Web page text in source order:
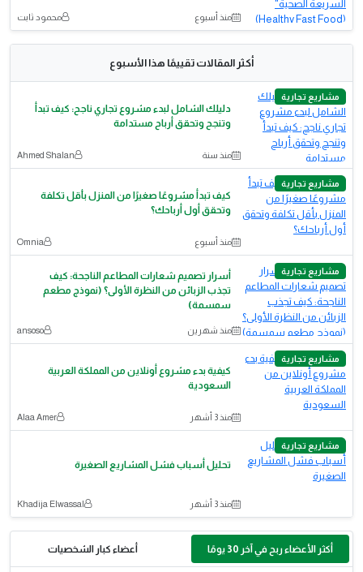
منذ أسبوع محمود ثابت
أكثر المقالات تقييمًا هذا الأسبوع
مشاريع تجارية
دليلك الشامل لبدء مشروع تجاري ناجح: كيف تبدأ
وتنجح وتحقق أرباح مستدامة
منذ سنة Ahmed Shalan
مشاريع تجارية
كيف تبدأ مشروعًا صغيرًا من المنزل بأقل تكلفة
وتحقق أول أرباحك؟
منذ أسبوع Omnia
مشاريع تجارية
أسرار تصميم شعارات المطاعم الناجحة: كيف
تجذب الزبائن من النظرة الأولى؟ (نموذج مطعم
سمسمة)
منذ شهرين ansoso
مشاريع تجارية
كيفية بدء مشروع أونلاين من المملكة العربية
السعودية
منذ 3 أشهر Alaa Amer
مشاريع تجارية
تحليل أسباب فشل المشاريع الصغيرة
منذ 3 أشهر Khadija Elwassal
أكثر الأعضاء ربح في آخر 30 يومًا أعضاء كبار الشخصيات